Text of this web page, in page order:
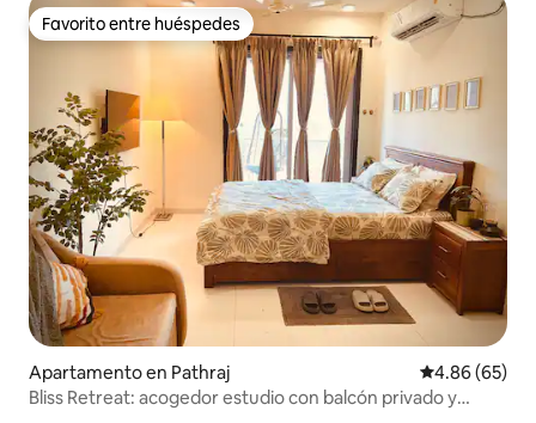
Favorito entre huéspedes
Favorito entre huéspedes
Apartamento en Pathraj Calificación
4.86 (65)
Bliss Retreat: acogedor estudio con balcón privado y